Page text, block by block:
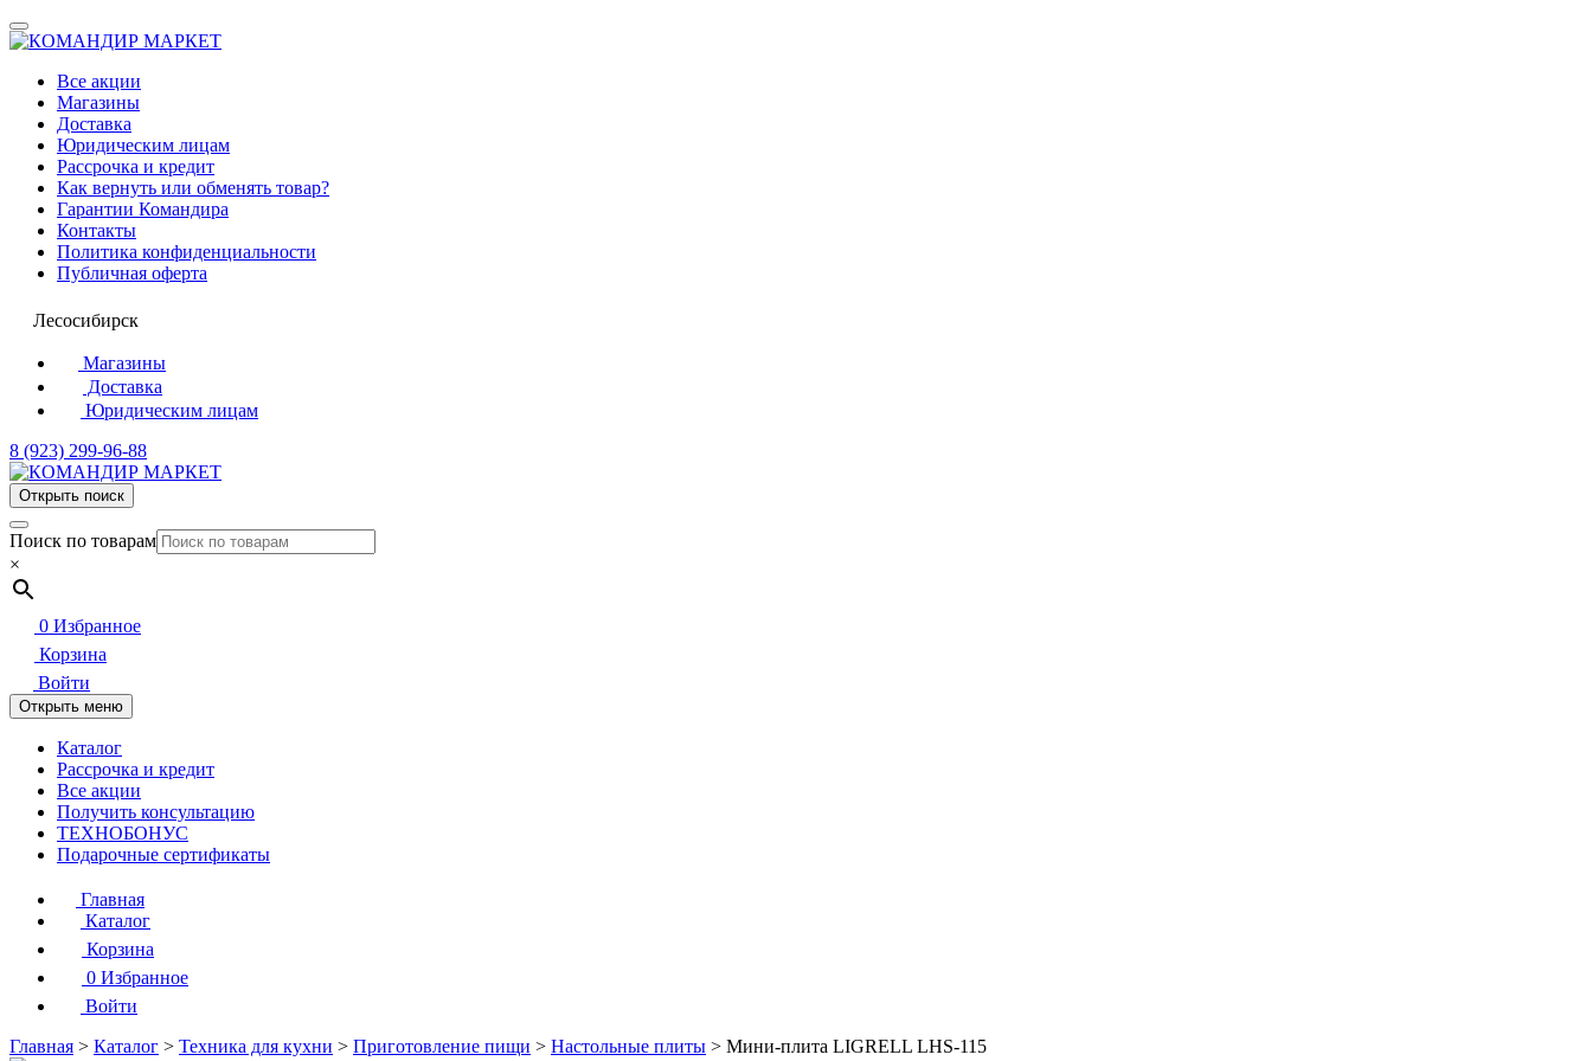
Все акции
Магазины
Доставка
Юридическим лицам
Рассрочка и кредит
Как вернуть или обменять товар?
Гарантии Командира
Контакты
Политика конфиденциальности
Публичная оферта
Лесосибирск
Магазины
Доставка
Юридическим лицам
8 (923) 299-96-88
Открыть поиск
Поиск по товарам
×
0 Избранное
Корзина
Войти
Открыть меню
Каталог
Рассрочка и кредит
Все акции
Получить консультацию
ТЕХНОБОНУС
Подарочные сертификаты
Главная
Каталог
Корзина
0 Избранное
Войти
Главная > Каталог > Техника для кухни > Приготовление пищи > Настольные плиты > Мини-плита LIGRELL LHS-115